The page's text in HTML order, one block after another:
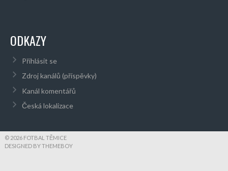
ODKAZY
Přihlásit se
Zdroj kanálů (příspěvky)
Kanál komentářů
Česká lokalizace
© 2026 FOTBAL TĚMICE
DESIGNED BY THEMEBOY